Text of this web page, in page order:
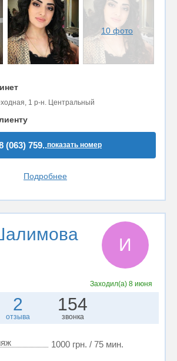
10 фото
1 р-н. Центральный
(063) 759..показать номер
Подробнее
И
Заходил(а) 8 июня
2
отзыва
154
звонка
1000 грн. / 75 мин.